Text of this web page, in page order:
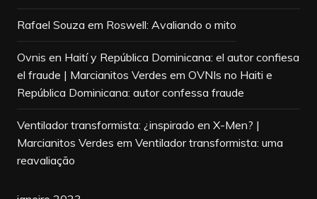
Rafael Souza em Roswell: Avaliando o mito
Ovnis en Haití y República Dominicana: el autor confiesa
el fraude | Marcianitos Verdes em OVNIs no Haiti e
República Dominicana: autor confessa fraude
Ventilador transformista: ¿inspirado en X-Men? |
Marcianitos Verdes em Ventilador transformista: uma
reavaliação